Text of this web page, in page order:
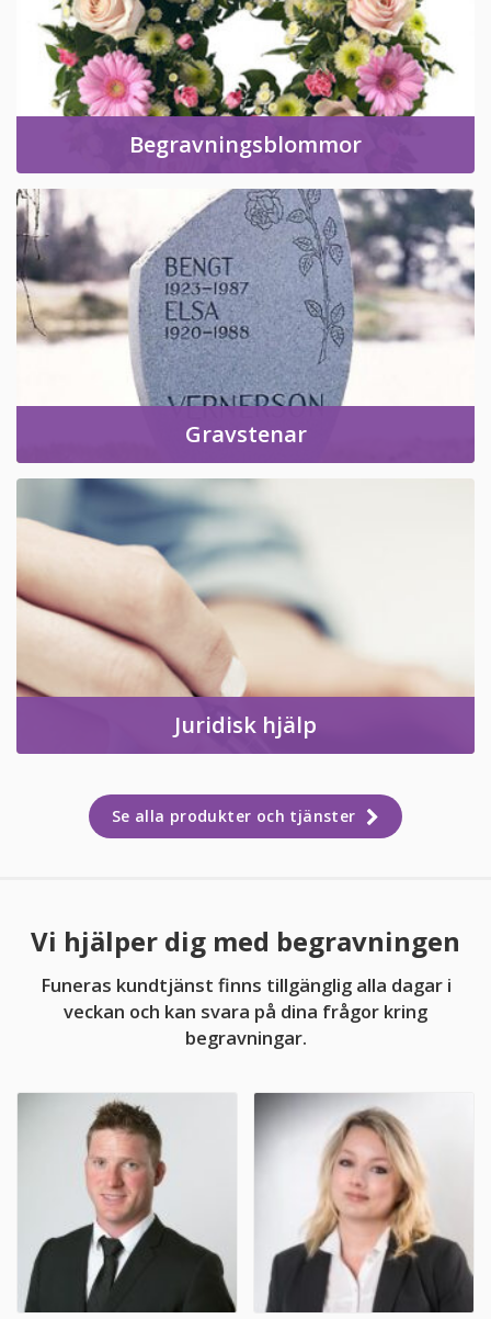
Begravningsblommor
Gravstenar
Juridisk hjälp
Se alla produkter och tjänster
Vi hjälper dig med begravningen
Funeras kundtjänst finns tillgänglig alla dagar i
veckan och kan svara på dina frågor kring
begravningar.